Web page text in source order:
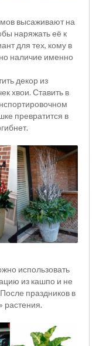
высаживают на
наряжать её к
для тех, кому в
наличие именно
декор из
хвои. Ставить в
превратится в
использовать
из кашпо и не
праздников в
растения.